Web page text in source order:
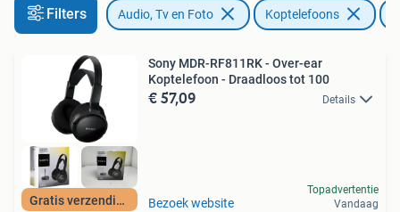
Filters Audio, Tv en Foto Koptelefoons
Gratis verzending
Sony MDR-RF811RK - Over-ear
Koptelefoon - Draadloos tot 100
€ 57,09 Details
Bezoek website
Topadvertentie
Vandaag